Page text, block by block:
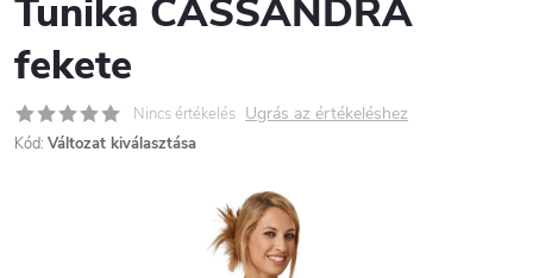
Tunika CASSANDRA
fekete
Nincs értékelés Ugrás az értékeléshez
Kód: Változat kiválasztása